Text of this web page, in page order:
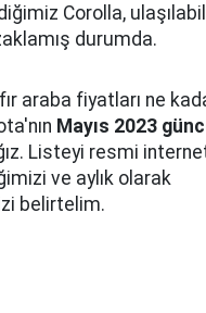
Corolla,
durumda.
araba fiyatları ne
Mayıs 2023
Listeyi resmi
ve aylık olarak
belirtelim.